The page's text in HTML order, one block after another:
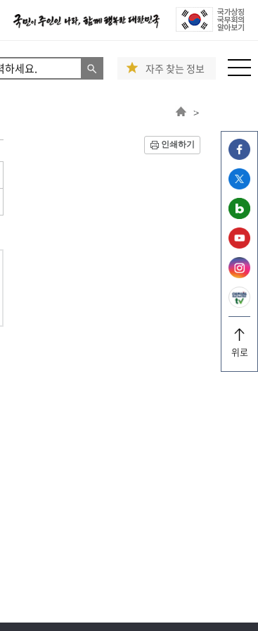
위로
자주 찾는 정보
>
인쇄하기